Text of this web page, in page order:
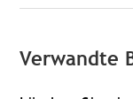
Verwandte